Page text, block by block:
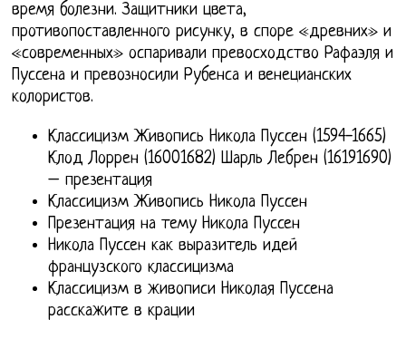
время болезни. Защитники цвета,
противопоставленного рисунку, в споре «древних» и
«современных» оспаривали превосходство Рафаэля и
Пуссена и превозносили Рубенса и венецианских
колористов.
Классицизм Живопись Никола Пуссен (1594-1665)
Клод Лоррен (16001682) Шарль Лебрен (16191690)
– презентация
Классицизм Живопись Никола Пуссен
Презентация на тему Никола Пуссен
Никола Пуссен как выразитель идей
французского классицизма
Классицизм в живописи Николая Пуссена
расскажите в крации